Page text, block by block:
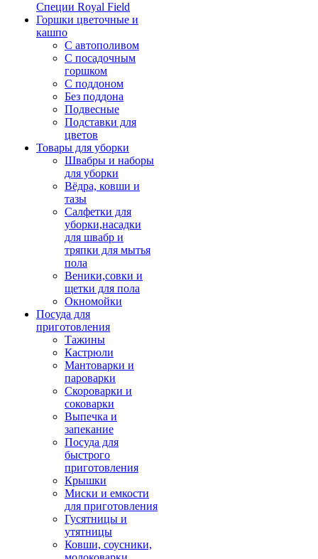
Специи Royal Field
Горшки цветочные и
кашпо
С автополивом
С посадочным
горшком
С поддоном
Без поддона
Подвесные
Подставки для
цветов
Товары для уборки
Швабры и наборы
для уборки
Вёдра, ковши и
тазы
Салфетки для
уборки,насадки
для швабр и
тряпки для мытья
пола
Веники,совки и
щетки для пола
Окномойки
Посуда для
приготовления
Тажины
Кастрюли
Мантоварки и
пароварки
Скороварки и
соковарки
Выпечка и
запекание
Посуда для
быстрого
приготовления
Крышки
Миски и емкости
для приготовления
Гусятницы и
утятницы
Ковши, соусники,